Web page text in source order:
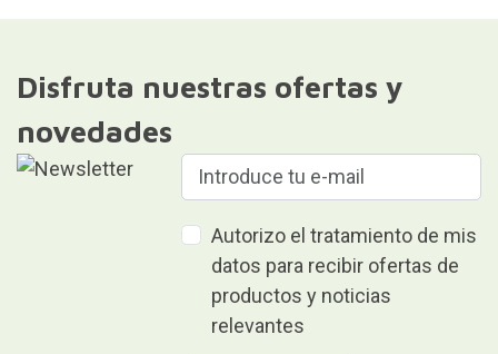
Disfruta nuestras ofertas y
novedades
Autorizo el tratamiento de mis
datos para recibir ofertas de
productos y noticias
relevantes